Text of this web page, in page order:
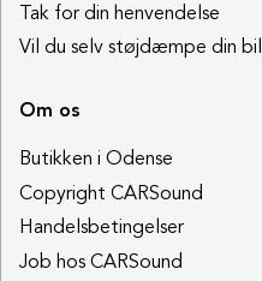
Tak for din henvendelse
Vil du selv støjdæmpe din bil
Om os
Butikken i Odense
Copyright CARSound
Handelsbetingelser
Job hos CARSound